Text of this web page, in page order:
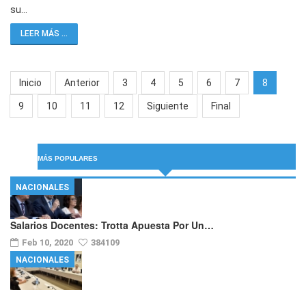
su…
LEER MÁS ...
Inicio Anterior 3 4 5 6 7 8
9 10 11 12 Siguiente Final
MÁS POPULARES
Salarios Docentes: Trotta Apuesta Por Un…
Feb 10, 2020 384109
NACIONALES
NACIONALES